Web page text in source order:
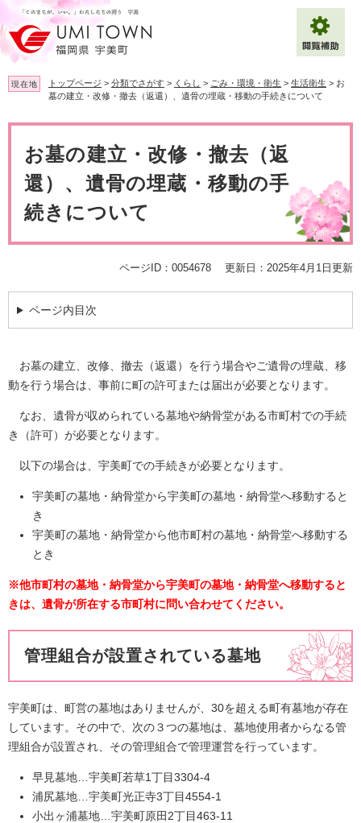
ー
ジ
の
先
頭
す
ニ
ュ
ー
を
飛
し
文字サイズ 標準 拡大
背景色変更 白 黒 青
Multilingual（English・中文・한글）
現在地 トップページ > 分類でさがす > くらし > ごみ・環境・衛生 > 生活衛生 > お
墓の建立・改修・撤去（返還）、遺骨の埋蔵・移動の手続きについて
お墓の建立・改修・撤去（返
還）、遺骨の埋蔵・移動の手
続きについて
ページID：0054678 更新日：2025年4月1日更新
ページ内目次
お墓の建立、改修、撤去（返還）を行う場合やご遺骨の埋蔵、移
動を行う場合は、事前に町の許可または届出が必要となります。
なお、遺骨が収められている墓地や納骨堂がある市町村での手続
き（許可）が必要となります。
以下の場合は、宇美町での手続きが必要となります。
宇美町の墓地・納骨堂から宇美町の墓地・納骨堂へ移動すると
き
宇美町の墓地・納骨堂から他市町村の墓地・納骨堂へ移動する
とき
※他市町村の墓地・納骨堂から宇美町の墓地・納骨堂へ移動すると
きは、遺骨が所在する市町村に問い合わせてください。
管理組合が設置されている墓地
宇美町は、町営の墓地はありませんが、30を超える町有墓地が存在
しています。その中で、次の３つの墓地は、墓地使用者からなる管
理組合が設置され、その管理組合で管理運営を行っています。
早見墓地…宇美町若草1丁目3304-4
浦尻墓地…宇美町光正寺3丁目4554-1
小出ヶ浦墓地…宇美町原田2丁目463-11